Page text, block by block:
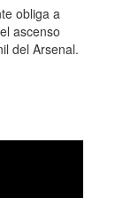
obliga a
ascenso
del Arsenal.